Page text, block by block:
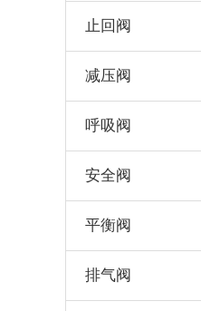
止回阀
减压阀
呼吸阀
安全阀
平衡阀
排气阀